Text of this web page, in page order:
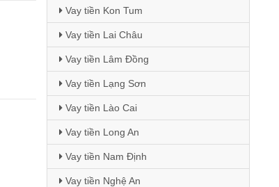
Vay tiền Kon Tum
Vay tiền Lai Châu
Vay tiền Lâm Đồng
Vay tiền Lạng Sơn
Vay tiền Lào Cai
Vay tiền Long An
Vay tiền Nam Định
Vay tiền Nghệ An